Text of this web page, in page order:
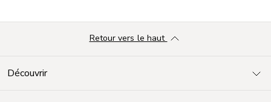
Découvrir
Retour vers le haut